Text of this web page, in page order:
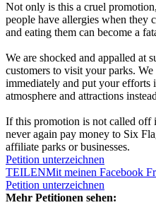
Not only is this a cruel
people have allergies when they
and eating them can become a
We are shocked and appalled at
customers to visit your parks.
immediately and put your
atmosphere and attractions
If this promotion is not called off
never again pay money to Six
affiliate parks or businesses.
Petition unterzeichnen
TEILENMit meinen Facebook
Petition unterzeichnen
Mehr Petitionen sehen: